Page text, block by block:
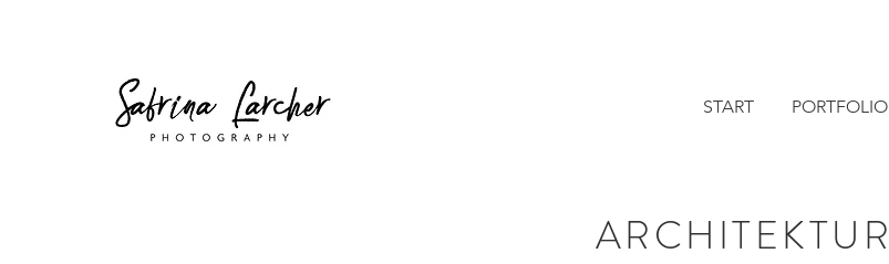
ARCHITEKTUR
START PORTFOLIO